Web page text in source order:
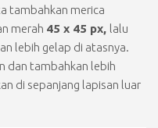
tambahkan merica
merah 45 x 45 px, lalu
lebih gelap di atasnya.
dan tambahkan lebih
di sepanjang lapisan luar